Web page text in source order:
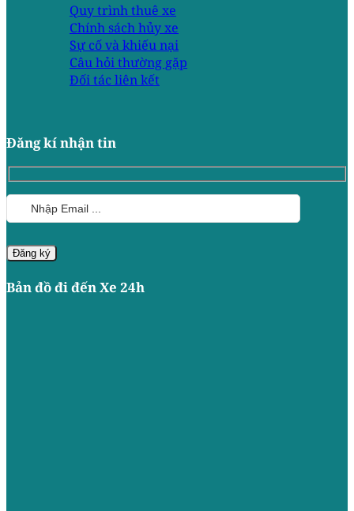
Quy trình thuê xe
Chính sách hủy xe
Sự cố và khiếu nại
Câu hỏi thường gặp
Đối tác liên kết
Đăng kí nhận tin
Bản đồ đi đến Xe 24h